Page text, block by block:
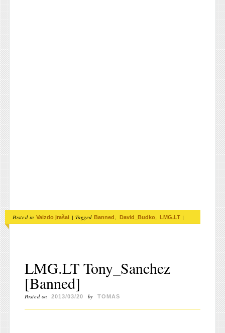
Posted in Vaizdo įrašai | Tagged Banned , David_Budko, LMG.LT |
LMG.LT Tony_Sanchez
[Banned]
Posted on 2013/03/20 by TOMAS